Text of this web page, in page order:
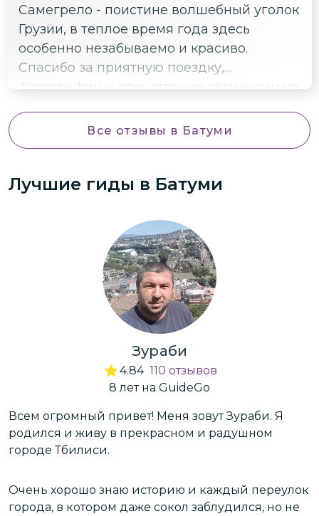
Самегрело - поистине волшебный уголок
Грузии, в теплое время года здесь
особенно незабываемо и красиво.
Спасибо за приятную поездку,
фотографии и впечатления самые-самые
порекомендовать друзьям.
Все отзывы в Батуми
Лучшие гиды в Батуми
Зураби
4.84 110 отзывов
8 летна GuideGo
Всем огромный привет! Меня зовут Зураби. Я
родился и живу в прекрасном и радушном
городе Тбилиси.
Очень хорошо знаю историю и каждый переулок
города, в котором даже сокол заблудился, но не